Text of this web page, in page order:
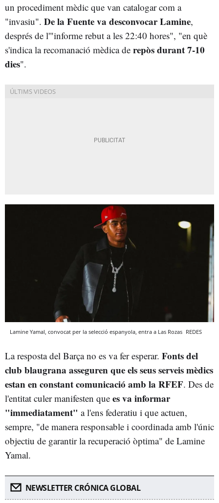
un procediment mèdic que van catalogar com a
"invasiu". De la Fuente va desconvocar Lamine,
després de l'"informe rebut a les 22:40 hores", "en què
s'indica la recomanació mèdica de repòs durant 7-10
dies".
Lamine Yamal, convocat per la selecció espanyola, entra a Las Rozas REDES
La resposta del Barça no es va fer esperar. Fonts del
club blaugrana asseguren que els seus serveis mèdics
estan en constant comunicació amb la RFEF. Des de
l'entitat culer manifesten que es va informar
"immediatament" a l'ens federatiu i que actuen,
sempre, "de manera responsable i coordinada amb l'únic
objectiu de garantir la recuperació òptima" de Lamine
Yamal.
NEWSLETTER CRÓNICA GLOBAL